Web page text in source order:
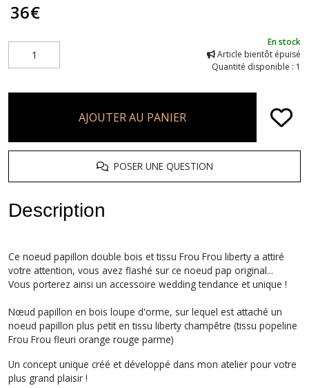
36€
En stock
Article bientôt épuisé
Quantité disponible : 1
AJOUTER AU PANIER
POSER UNE QUESTION
Description
Ce noeud papillon double bois et tissu Frou Frou liberty a attiré
votre attention, vous avez flashé sur ce noeud pap original...
Vous porterez ainsi un accessoire wedding tendance et unique !
Nœud papillon en bois loupe d'orme, sur lequel est attaché un
noeud papillon plus petit en tissu liberty champêtre (tissu popeline
Frou Frou fleuri orange rouge parme)
Un concept unique créé et développé dans mon atelier pour votre
plus grand plaisir !